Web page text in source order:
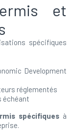
et
spécifiques
Development
réglementés
échéant
spécifiques à